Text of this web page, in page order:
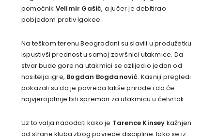
pomoćnik Velimir Gašić, a jučer je debitirao
pobjedom protiv Igokee.
Na teškom terenu Beograđani su slavili u produžetku
ispustivši prednost u samoj završnici utakmice. Da
stvar bude gore na utakmici se ozlijedio jedan od
nositelja igre, Bogdan Bogdanović. Kasniji pregledi
pokazali su da je povreda lakše prirode i da će
najvjerojatnije biti spreman za utakmicu u četvrtak.
Uz to valja nadodati kako je Tarence Kinsey kažnjen
od strane kluba zbog povrede discipline. Iako se iz